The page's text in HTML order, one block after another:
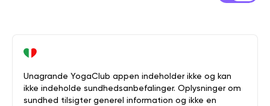
Unagrande YogaClub appen indeholder ikke og kan
ikke indeholde sundhedsanbefalinger. Oplysninger om
sundhed tilsigter generel information og ikke en